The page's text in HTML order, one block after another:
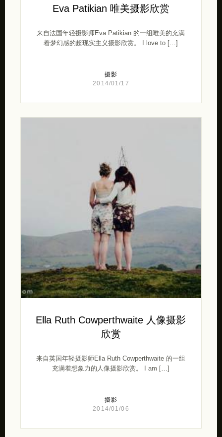
Eva Patikian 唯美摄影欣赏
来自法国年轻摄影师Eva Patikian 的一组唯美的充满
着梦幻感的超现实主义摄影欣赏。 I love to […]
摄影
2014/01/17
Ella Ruth Cowperthwaite 人像摄影
欣赏
来自英国年轻摄影师Ella Ruth Cowperthwaite 的一组
充满着想象力的人像摄影欣赏。 I am […]
摄影
2014/01/06